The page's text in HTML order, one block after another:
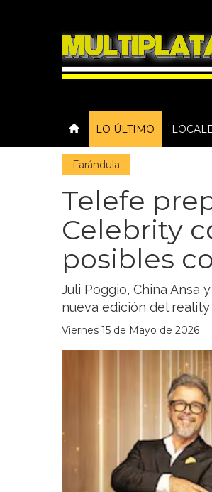
LO ÚLTIMO
Farándula
Telefe
Celebrity
posibles
Juli Poggio, China Ansa
nueva edición del reality
Viernes 15 de Mayo de 2026